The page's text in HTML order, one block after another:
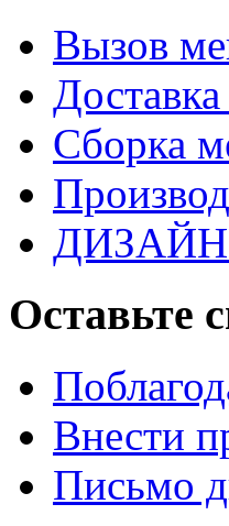
Вызов
Сборка
Оставьте
Внести
Письмо